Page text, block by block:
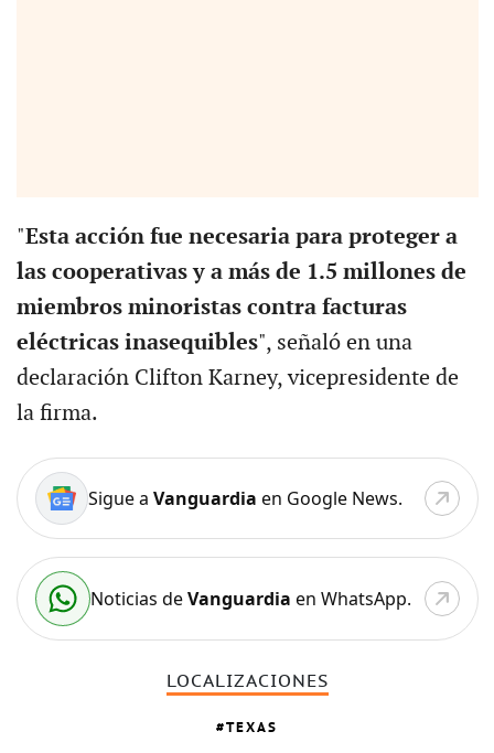
"Esta acción fue necesaria para proteger a
las cooperativas y a más de 1.5 millones de
miembros minoristas contra facturas
eléctricas inasequibles", señaló en una
declaración Clifton Karney, vicepresidente de
la firma.
Sigue a Vanguardia en Google News.
Noticias deVanguardia en WhatsApp.
LOCALIZACIONES
TEXAS